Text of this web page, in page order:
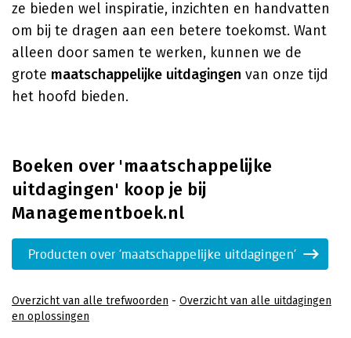
ze bieden wel inspiratie, inzichten en handvatten
om bij te dragen aan een betere toekomst. Want
alleen door samen te werken, kunnen we de
grote maatschappelijke uitdagingen van onze tijd
het hoofd bieden.
Boeken over 'maatschappelijke
uitdagingen' koop je bij
Managementboek.nl
Producten over 'maatschappelijke uitdagingen'
Overzicht van alle trefwoorden - Overzicht van alle uitdagingen
en oplossingen